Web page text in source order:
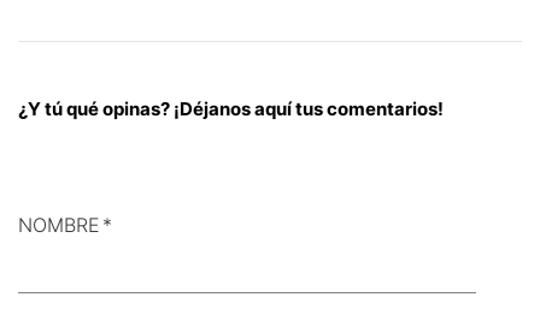
¿Y tú qué opinas? ¡Déjanos aquí tus comentarios!
NOMBRE *